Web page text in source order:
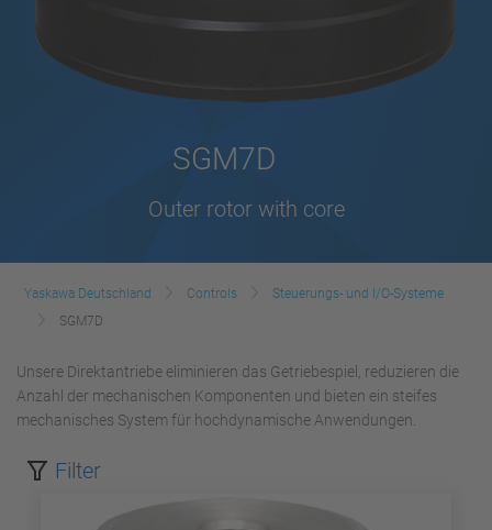
SGM7D
Outer rotor with core
Yaskawa Deutschland Controls
Steuerungs- und I/O-Systeme
SGM7D
Unsere Direktantriebe eliminieren das Getriebespiel, reduzieren die
Anzahl der mechanischen Komponenten und bieten ein steifes
mechanisches System für hochdynamische Anwendungen.
Filter